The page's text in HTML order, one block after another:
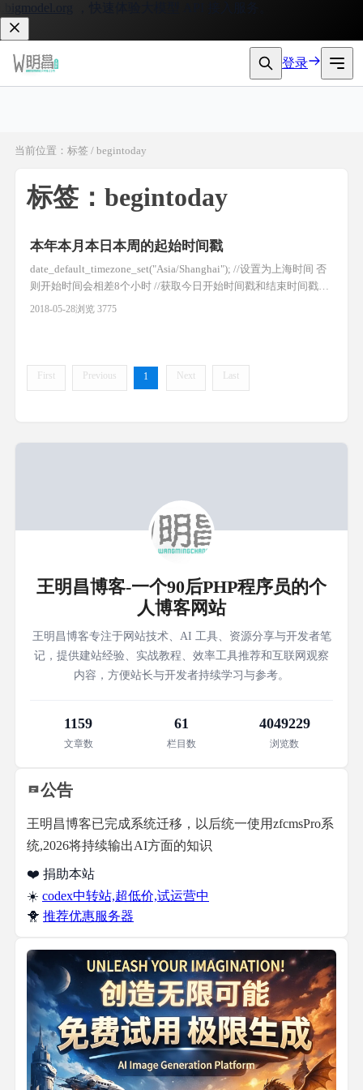
登录
当前位置：标签 / begintoday
标签：begintoday
本年本月本日本周的起始时间戳
date_default_timezone_set("Asia/Shanghai"); //设置为上海时间 否
则开始时间会相差8个小时 //获取今日开始时间戳和结束时间戳
$beginToday=mktime(0,0,0,date('m'),date('d'),date('Y'));
2018-05-28浏览 3775
First Previous 1 Next Last
王明昌博客-一个90后PHP程序员的个
人博客网站
王明昌博客专注于网站技术、AI 工具、资源分享与开发者笔
记，提供建站经验、实战教程、效率工具推荐和互联网观察
内容，方便站长与开发者持续学习与参考。
1159
文章数
61
栏目数
4049229
浏览数
公告
王明昌博客已完成系统迁移，以后统一使用zfcmsPro系
统,2026将持续输出AI方面的知识
❤️ 捐助本站
☀️ codex中转站,超低价,试运营中
🐥 推荐优惠服务器